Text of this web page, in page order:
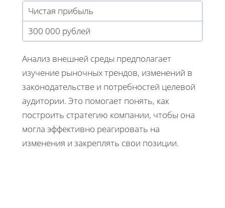
Чистая прибыль
300 000 рублей
Анализ внешней среды предполагает
изучение рыночных трендов, изменений в
законодательстве и потребностей целевой
аудитории. Это помогает понять, как
построить стратегию компании, чтобы она
могла эффективно реагировать на
изменения и закреплять свои позиции.